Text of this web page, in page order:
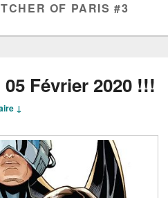
OF PARIS #3
Février 2020 !!!
↓